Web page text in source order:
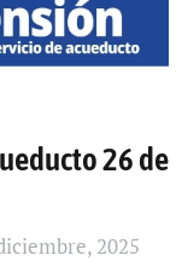
26 de
2025